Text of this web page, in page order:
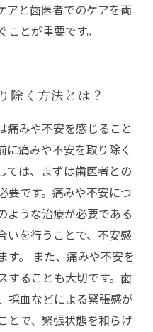
アと歯医者でのケアを両
とが重要です。
除く方法とは？
痛みや不安を感じること
に痛みや不安を取り除く
ては、まずは歯医者との
要です。痛みや不安につ
ような治療が必要である
いを行うことで、不安感
す。 また、痛みや不安を
することも大切です。歯
採血などによる緊張感が
とで、緊張状態を和らげ